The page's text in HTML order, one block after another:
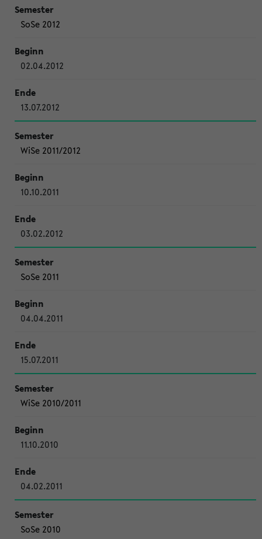
SoSe 2012
02.04.2012
13.07.2012
WiSe 2011/2012
10.10.2011
03.02.2012
SoSe 2011
04.04.2011
15.07.2011
WiSe 2010/2011
11.10.2010
04.02.2011
SoSe 2010